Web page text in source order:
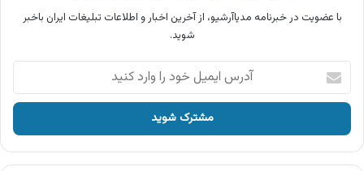
با عضویت در خبرنامه مدیاآرشیو، از آخرین اخبار و اطلاعات تبلیغات ایران باخبر
شوید.
آدرس
ایمیل
خود
وارد
کنید